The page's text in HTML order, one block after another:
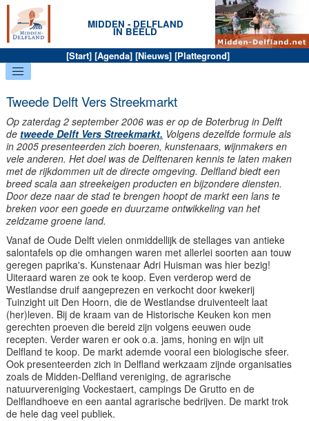
MIDDEN - DELFLAND
IN BEELD
[Start] [Agenda] [Nieuws] [Plattegrond]
Tweede Delft Vers Streekmarkt
Op zaterdag 2 september 2006 was er op de Boterbrug in Delft
de tweede Delft Vers Streekmarkt. Volgens dezelfde formule als
in 2005 presenteerden zich boeren, kunstenaars, wijnmakers en
vele anderen. Het doel was de Delftenaren kennis te laten maken
met de rijkdommen uit de directe omgeving. Delfland biedt een
breed scala aan streekeigen producten en bijzondere diensten.
Door deze naar de stad te brengen hoopt de markt een lans te
breken voor een goede en duurzame ontwikkeling van het
zeldzame groene land.
Vanaf de Oude Delft vielen onmiddellijk de stellages van antieke
salontafels op die omhangen waren met allerlei soorten aan touw
geregen paprika's. Kunstenaar Adri Huisman was hier bezig!
Uiteraard waren ze ook te koop. Even verderop werd de
Westlandse druif aangeprezen en verkocht door kwekerij
Tuinzight uit Den Hoorn, die de Westlandse druiventeelt laat
(her)leven. Bij de kraam van de Historische Keuken kon men
gerechten proeven die bereid zijn volgens eeuwen oude
recepten. Verder waren er ook o.a. jams, honing en wijn uit
Delfland te koop. De markt ademde vooral een biologische sfeer.
Ook presenteerden zich in Delfland werkzaam zijnde organisaties
zoals de Midden-Delfland vereniging, de agrarische
natuurvereniging Vockestaert, campings De Grutto en de
Delflandhoeve en een aantal agrarische bedrijven. De markt trok
de hele dag veel publiek.